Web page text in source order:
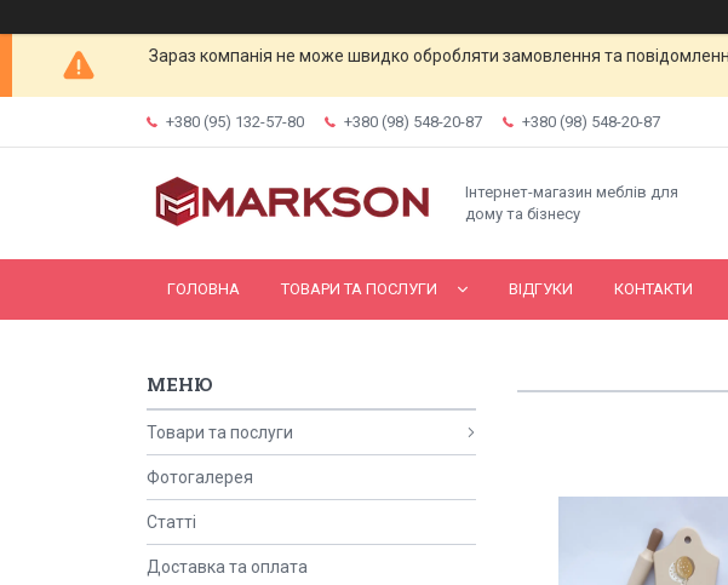
Зараз компанія не може швидко обробляти замовлення та
+380 (95) 132-57-80 +380 (98) 548-20-87 +380 (98) 548-20-87
Інтернет-магазин меблів для
дому та бізнесу
ГОЛОВНА ТОВАРИ ТА ПОСЛУГИ ВІДГУКИ КОНТАКТИ
Товари та послуги
Фотогалерея
Статті
Доставка та оплата